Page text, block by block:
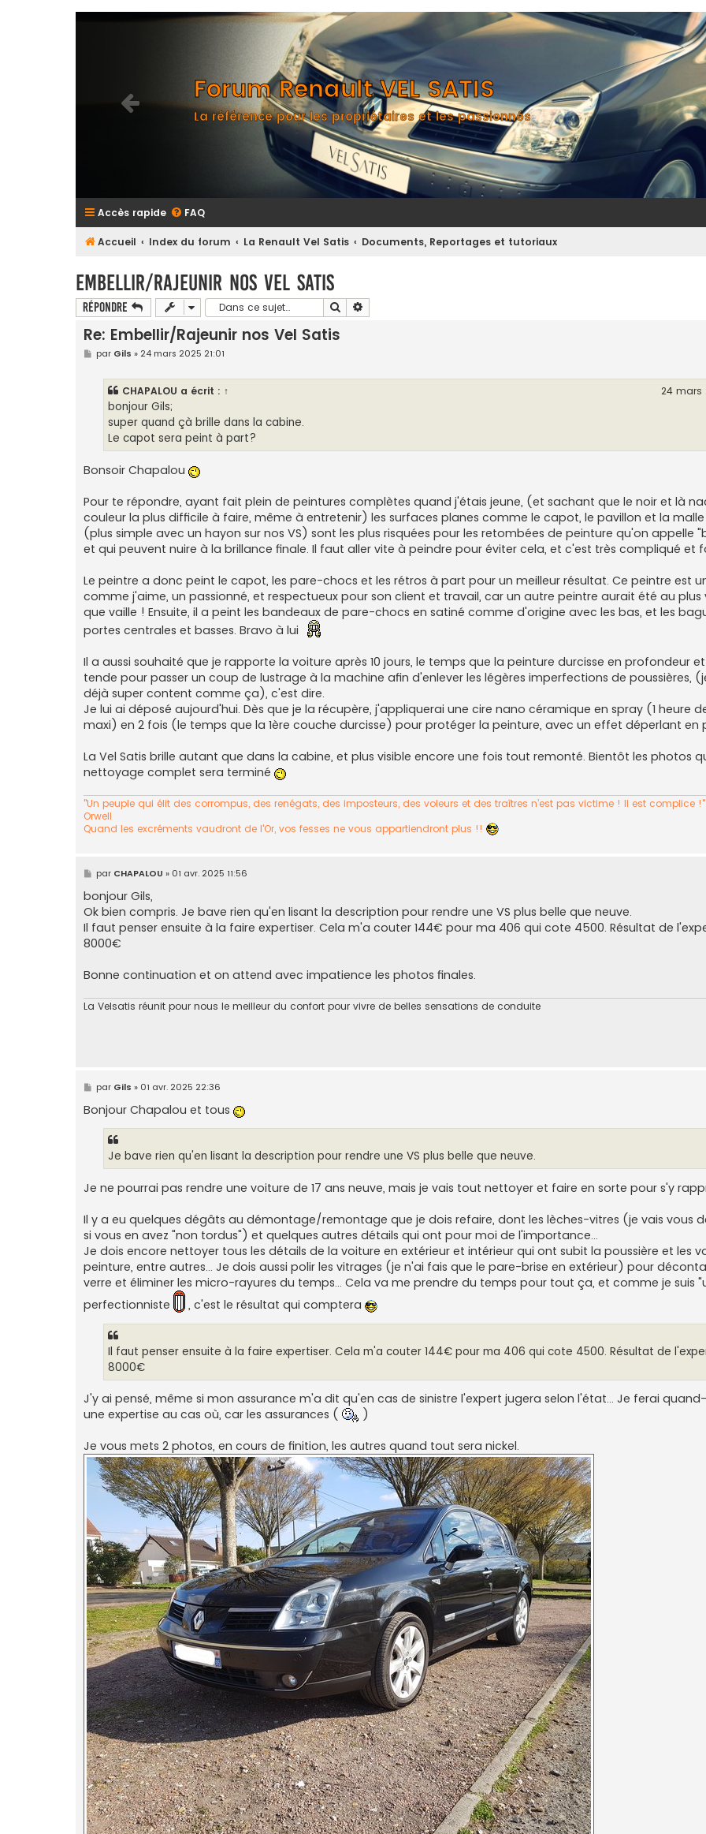
Forum Renault VEL SATIS
La référence pour les propriétaires et les passionnés
Accès rapide FAQ
Accueil Index du forum La Renault Vel Satis Documents, Reportages et tutoriaux
Embellir/Rajeunir nos Vel Satis
Répondre Rechercher
Re: Embellir/Rajeunir nos Vel Satis
M
e
par Gils » 24 mars 2025 21:01
CHAPALOU a écrit : ↑ 24 mars
bonjour Gils;
super quand çà brille dans la cabine.
Le capot sera peint à part?
Bonsoir Chapalou
Pour te répondre, ayant fait plein de peintures complètes quand j'étais jeune, (et sachant que le noir et là
couleur la plus difficile à faire, même à entretenir) les surfaces planes comme le capot, le pavillon et la
(plus simple avec un hayon sur nos VS) sont les plus risquées pour les retombées de peinture qu'on appelle
et qui peuvent nuire à la brillance finale. Il faut aller vite à peindre pour éviter cela, et c'est très compliqué et
Le peintre a donc peint le capot, les pare-chocs et les rétros à part pour un meilleur résultat. Ce peintre est
comme j'aime, un passionné, et respectueux pour son client et travail, car un autre peintre aurait été au plus
que vaille ! Ensuite, il a peint les bandeaux de pare-chocs en satiné comme d'origine avec les bas, et les
portes centrales et basses. Bravo à lui
Il a aussi souhaité que je rapporte la voiture après 10 jours, le temps que la peinture durcisse en profondeur
tende pour passer un coup de lustrage à la machine afin d'enlever les légères imperfections de poussières,
déjà super content comme ça), c'est dire.
Je lui ai déposé aujourd'hui. Dès que je la récupère, j'appliquerai une cire nano céramique en spray (1 heure
maxi) en 2 fois (le temps que la 1ère couche durcisse) pour protéger la peinture, avec un effet déperlant en
La Vel Satis brille autant que dans la cabine, et plus visible encore une fois tout remonté. Bientôt les photos
nettoyage complet sera terminé
"Un peuple qui élit des corrompus, des renégats, des imposteurs, des voleurs et des traîtres n’est pas victime ! Il est complice
Orwell
Quand les excréments vaudront de l'Or, vos fesses ne vous appartiendront plus !!
M
e
s
s
a
g
e
par CHAPALOU » 01 avr. 2025 11:56
bonjour Gils,
Ok bien compris. Je bave rien qu'en lisant la description pour rendre une VS plus belle que neuve.
Il faut penser ensuite à la faire expertiser. Cela m'a couter 144€ pour ma 406 qui cote 4500. Résultat de
8000€
Bonne continuation et on attend avec impatience les photos finales.
La Velsatis réunit pour nous le meilleur du confort pour vivre de belles sensations de conduite
M
e
s
s
par Gils » 01 avr. 2025 22:36
Bonjour Chapalou et tous
Je bave rien qu'en lisant la description pour rendre une VS plus belle que neuve.
Je ne pourrai pas rendre une voiture de 17 ans neuve, mais je vais tout nettoyer et faire en sorte pour s'y
Il y a eu quelques dégâts au démontage/remontage que je dois refaire, dont les lèches-vitres (je vais vous
si vous en avez "non tordus") et quelques autres détails qui ont pour moi de l'importance...
Je dois encore nettoyer tous les détails de la voiture en extérieur et intérieur qui ont subit la poussière et les
peinture, entre autres... Je dois aussi polir les vitrages (je n'ai fais que le pare-brise en extérieur) pour
verre et éliminer les micro-rayures du temps... Cela va me prendre du temps pour tout ça, et comme je suis
perfectionniste
, c'est le résultat qui comptera
Il faut penser ensuite à la faire expertiser. Cela m'a couter 144€ pour ma 406 qui cote 4500. Résultat de
8000€
J'y ai pensé, même si mon assurance m'a dit qu'en cas de sinistre l'expert jugera selon l'état... Je ferai
une expertise au cas où, car les assurances (
)
Je vous mets 2 photos, en cours de finition, les autres quand tout sera nickel.